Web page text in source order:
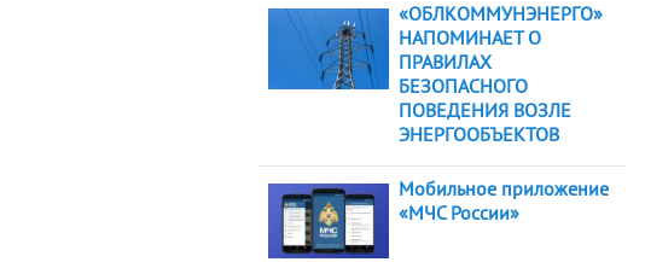
«ОБЛКОММУНЭНЕРГО»
НАПОМИНАЕТ О
ПРАВИЛАХ
БЕЗОПАСНОГО
ПОВЕДЕНИЯ ВОЗЛЕ
ЭНЕРГООБЪЕКТОВ
Мобильное приложение
«МЧС России»